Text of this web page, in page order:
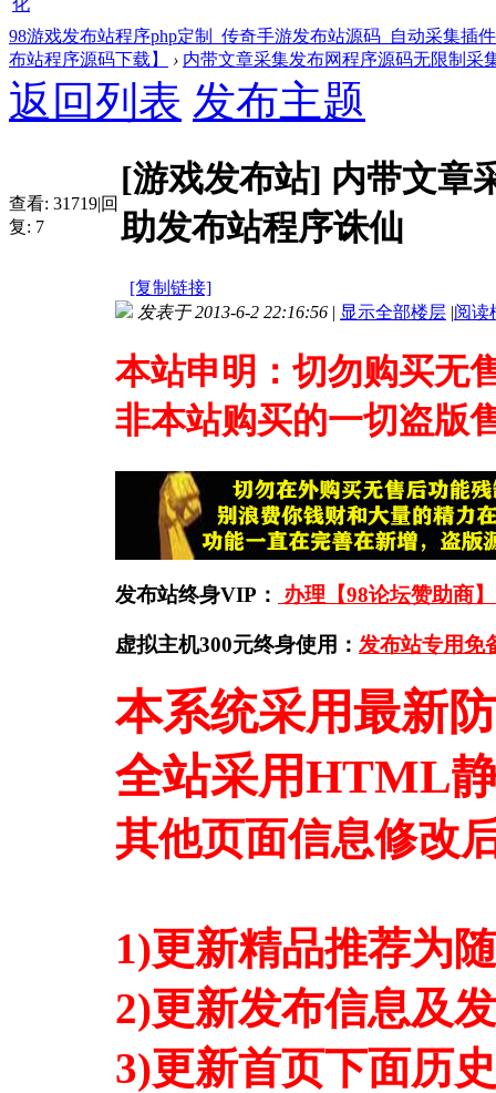
98游戏发布站程序php定制_传奇手游发布站源码_自动采集插
布站程序源码下载】
› 内带文章采集发布网程序源码无限制采
返回列表 发布主题
查看: 31719|回
复: 7
[游戏发布站] 内带文章
助发布站程序诛仙
[复制链接]
发表于 2013-6-2 22:16:56 | 显示全部楼层 |阅读
本站申明：切勿购买无
非本站购买的一切盗版
发布站终身VIP： 办理【98论坛赞助商
虚拟主机300元终身使用： 发布站专用免
本系统采用最新
全站采用HTML
其他页面信息修改
1)更新精品推荐为
2)更新发布信息及
3)更新首页下面历